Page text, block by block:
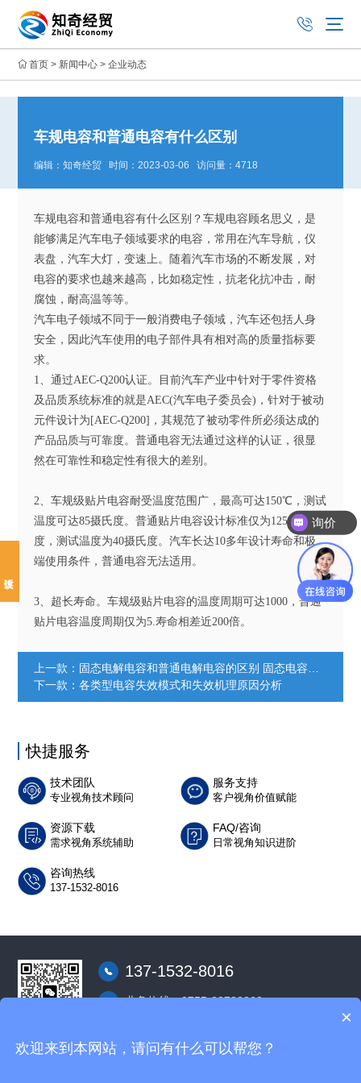
首页 > 新闻中心 >企业动态
车规电容和普通电容有什么区别
编辑：知奇经贸 时间：2023-03-06 访问量：4718
车规电容和普通电容有什么区别？车规电容顾名思义，是
能够满足汽车电子领域要求的电容，常用在汽车导航，仪
表盘，汽车大灯，变速上。随着汽车市场的不断发展，对
电容的要求也越来越高，比如稳定性，抗老化抗冲击，耐
腐蚀，耐高温等等。
汽车电子领域不同于一般消费电子领域，汽车还包括人身
安全，因此汽车使用的电子部件具有相对高的质量指标要
求。
1、通过AEC-Q200认证。目前汽车产业中针对于零件资格
及品质系统标准的就是AEC(汽车电子委员会)，针对于被动
元件设计为[AEC-Q200]，其规范了被动零件所必须达成的
产品品质与可靠度。普通电容无法通过这样的认证，很显
然在可靠性和稳定性有很大的差别。
2、车规级贴片电容耐受温度范围广，最高可达150℃，测试
温度可达85摄氏度。普通贴片电容设计标准仅为125摄氏
度，测试温度为40摄氏度。汽车长达10多年设计寿命和极
端使用条件，普通电容无法适用。
3、超长寿命。车规级贴片电容的温度周期可达1000，普通
贴片电容温度周期仅为5.寿命相差近200倍。
上一款： 固态电解电容和普通电解电容的区别 固态电容有什么优势
下一款：各类型电容失效模式和失效机理原因分析
快捷服务
技术团队
专业视角技术顾问
服务支持
客户视角价值赋能
资源下载
需求视角系统辅助
FAQ/咨询
日常视角知识进阶
咨询热线
137-1532-8016
微信客服
137-1532-8016
业务热线：0755-23732362
层22C室
询价
×
欢迎来到本网站，请问有什么可以帮您？